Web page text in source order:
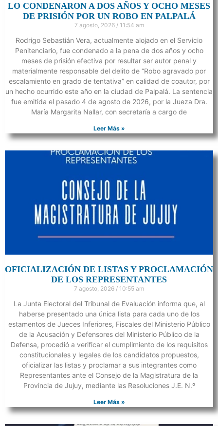
LO CONDENARON A DOS AÑOS Y OCHO MESES
DE PRISIÓN POR UN ROBO EN PALPALÁ
7 agosto, 2026 11:54 am
Rodrigo Sebastián Vera, actualmente alojado en el Servicio
Penitenciario, fue condenado a la pena de dos años y ocho
meses de prisión efectiva por resultar ser autor penal y
materialmente responsable del delito de “Robo agravado por
escalamiento en grado de tentativa” en calidad de coautor, por
un hecho ocurrido este año en la ciudad de Palpalá. La sentencia
fue emitida el pasado 4 de agosto de 2026, por la Jueza Dra.
María Margarita Nallar, con secretaría a cargo de
Leer Más »
OFICIALIZACIÓN DE LISTAS Y PROCLAMACIÓN
DE LOS REPRESENTANTES
7 agosto, 2026 10:55 am
La Junta Electoral del Tribunal de Evaluación informa que, al
haberse presentado una única lista para cada uno de los
estamentos de Jueces Inferiores, Fiscales del Ministerio Público
de la Acusación y Defensores del Ministerio Público de la
Defensa, procedió a verificar el cumplimiento de los requisitos
constitucionales y legales de los candidatos propuestos,
oficializar las listas y proclamar a sus integrantes como
Representantes ante el Consejo de la Magistratura de la
Provincia de Jujuy, mediante las Resoluciones J.E. N.º
Leer Más »